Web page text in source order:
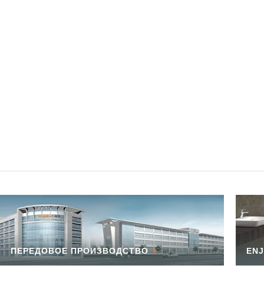
ПЕРЕДОВОЕ ПРОИЗВОДСТВО